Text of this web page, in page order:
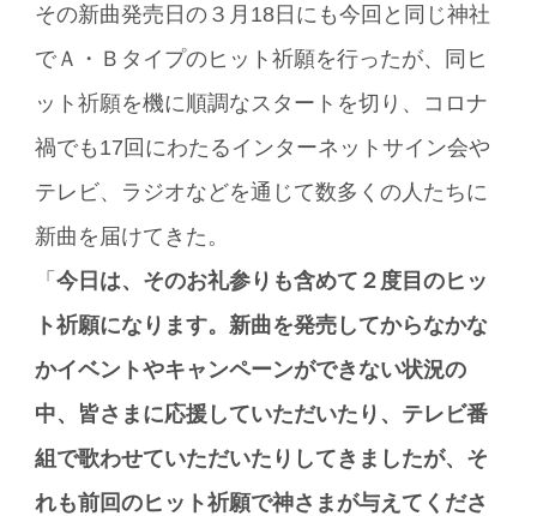
その新曲発売日の３月18日にも今回と同じ神社
でＡ・Ｂタイプのヒット祈願を行ったが、同ヒ
ット祈願を機に順調なスタートを切り、コロナ
禍でも17回にわたるインターネットサイン会や
テレビ、ラジオなどを通じて数多くの人たちに
新曲を届けてきた。
「今日は、そのお礼参りも含めて２度目のヒッ
ト祈願になります。新曲を発売してからなかな
かイベントやキャンペーンができない状況の
中、皆さまに応援していただいたり、テレビ番
組で歌わせていただいたりしてきましたが、そ
れも前回のヒット祈願で神さまが与えてくださ